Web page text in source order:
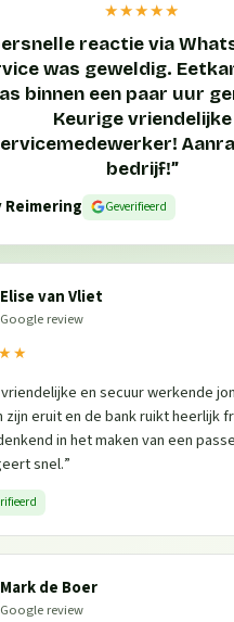
★★★★★
reactie via
was geweldig.
binnen een paar uur
Keurige vriendelijke
bedrijf!”
Reimering
Geverifieerd
Elise van Vliet
Google review
en secuur werkende
zijn eruit en de bank ruikt heerlijk
in het maken van een
snel.”
Mark de Boer
Google review